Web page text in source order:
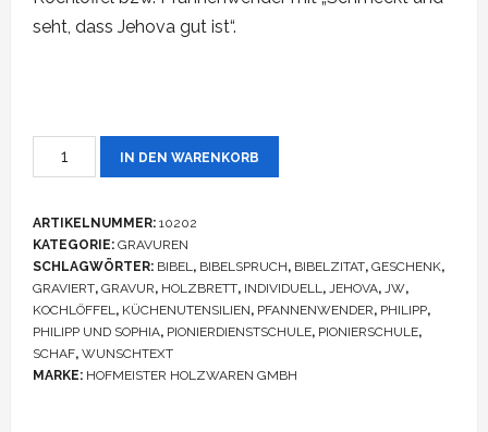
€4,00€3,50.
seht, dass Jehova gut ist“.
Pfannenwender,
Kochlöffel
Bibelspruch
Menge
IN DEN WARENKORB
ARTIKELNUMMER: 10202
KATEGORIE: GRAVUREN
SCHLAGWÖRTER: BIBEL , BIBELSPRUCH, BIBELZITAT, GESCHENK,
GRAVIERT, GRAVUR, HOLZBRETT, INDIVIDUELL , JEHOVA, JW,
KOCHLÖFFEL , KÜCHENUTENSILIEN, PFANNENWENDER, PHILIPP,
PHILIPP UND SOPHIA, PIONIERDIENSTSCHULE, PIONIERSCHULE,
SCHAF, WUNSCHTEXT
MARKE: HOFMEISTER HOLZWAREN GMBH